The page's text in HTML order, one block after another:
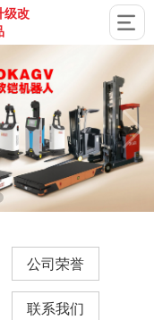
级改
公司荣誉
联系我们